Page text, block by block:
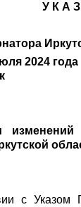
У К А З
июля
с Указом